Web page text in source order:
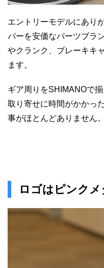
エントリーモデルにあり
パーを安価なパーツブラ
やクランク、ブレーキキ
ます。
ギア周りをSHIMANOで
取り寄せに時間がかかっ
事がほとんどありません。
ロゴはピンクメ